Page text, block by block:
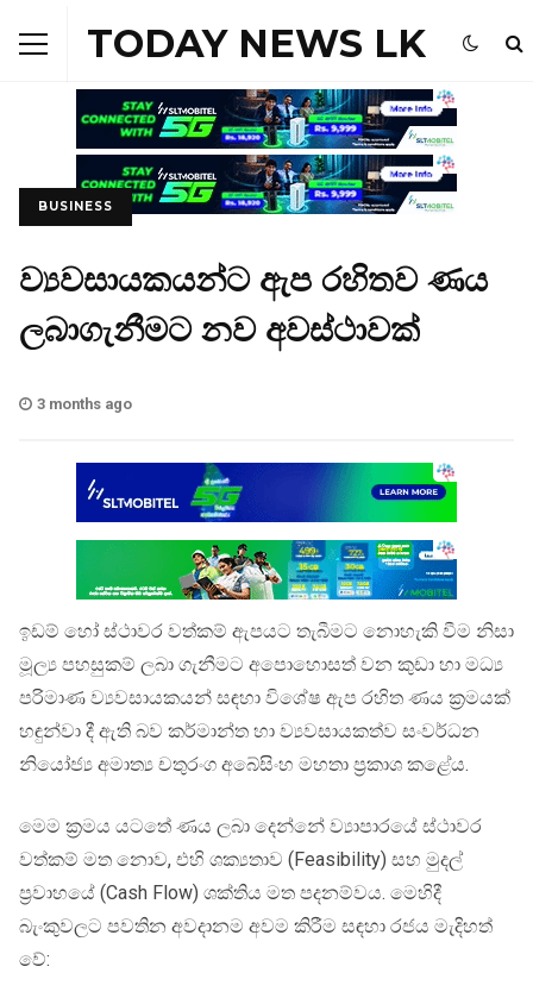
TODAY NEWS LK
BUSINESS
ව්‍යවසායකයන්ට ඇප රහිතව ණය
ලබාගැනීමට නව අවස්ථාවක්
3 months ago
ඉඩම් හෝ ස්ථාවර වත්කම් ඇපයට තැබීමට නොහැකි වීම නිසා
මූල්‍ය පහසුකම් ලබා ගැනීමට අපොහොසත් වන කුඩා හා මධ්‍ය
පරිමාණ ව්‍යවසායකයන් සඳහා විශේෂ ඇප රහිත ණය ක්‍රමයක්
හඳුන්වා දී ඇති බව කර්මාන්ත හා ව්‍යවසායකත්ව සංවර්ධන
නියෝජ්‍ය අමාත්‍ය චතුරංග අබේසිංහ මහතා ප්‍රකාශ කළේය.
මෙම ක්‍රමය යටතේ ණය ලබා දෙන්නේ ව්‍යාපාරයේ ස්ථාවර
වත්කම් මත නොව, එහි ශක්‍යතාව (Feasibility) සහ මුදල්
ප්‍රවාහයේ (Cash Flow) ශක්තිය මත පදනම්වය. මෙහිදී
බැංකුවලට පවතින අවදානම අවම කිරීම සඳහා රජය මැදිහත්
වේ: